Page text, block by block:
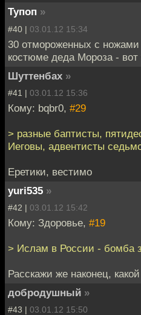
Тупоп »
#40 | 03.01.12 15:34
30 отмороженных с ножами
костюме деда Мороза -
Шуттенбах »
#41 | 03.01.12 15:36
Кому: bqbr0, #29
> разные баптисты,
Иеговы, адвентисты
Еретики, вестимо
yuri535 »
#42 | 03.01.12 15:42
Кому: Здоровье, #19
> Ислам в России - бомба
Расскажи же наконец,
добродушный »
#43 | 03.01.12 15:50